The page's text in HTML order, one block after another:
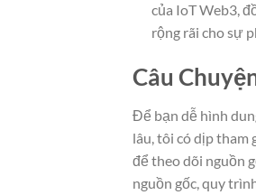
của IoT Web3,
rộng rãi cho sự
Câu
Để bạn dễ hình
lâu, tôi có dịp tham
để theo dõi nguồn
nguồn gốc, quy